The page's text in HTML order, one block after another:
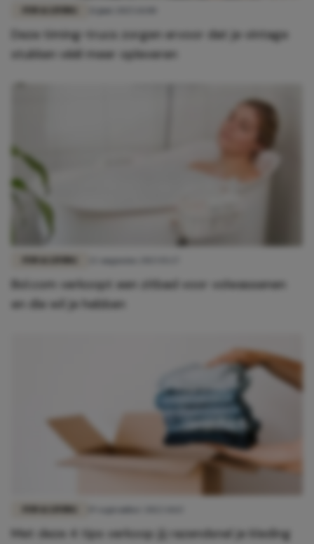
Deze timing-trucs zorgen ervoor dat je vintage
stukken véél meer opleveren
Bol.com verkoopt een zitbad voor volwassenen
en die wil je hebben
Met deze 4 tips verkoop jij razendsnel je kleding